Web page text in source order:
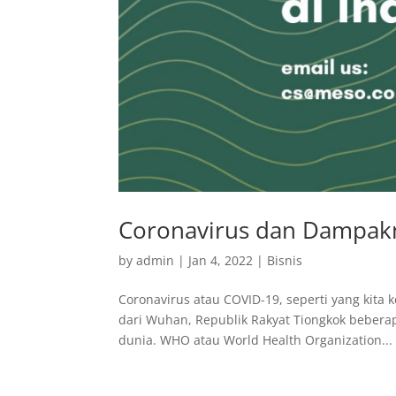
Coronavirus dan
byadmin | Jan 4, 2022 | Bisnis
Coronavirus atau COVID-19, seperti yang
dari Wuhan, Republik Rakyat Tiongkok
dunia. WHO atau World Health Organization...